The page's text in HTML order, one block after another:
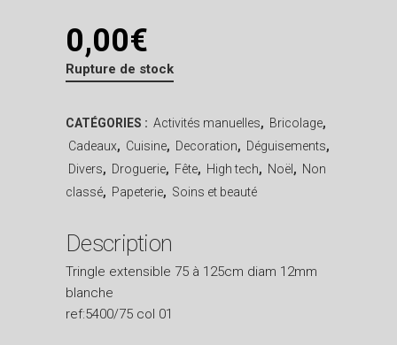
0,00€
Rupture de stock
CATÉGORIES : Activités manuelles, Bricolage,
Cadeaux, Cuisine, Decoration, Déguisements,
Divers, Droguerie, Fête, High tech, Noël , Non
classé, Papeterie, Soins et beauté
Description
Tringle extensible 75 à 125cm diam 12mm
blanche
ref:5400/75 col 01